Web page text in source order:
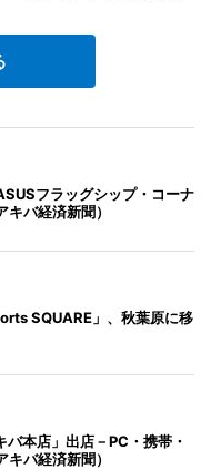
フラッグシップ・コーナ
バ経済新聞）
SQUARE」、秋葉原に移
本店」出店－PC・携帯・
バ経済新聞）